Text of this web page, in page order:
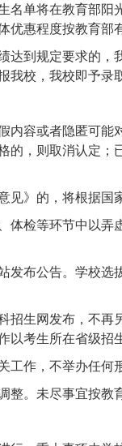
名单将在教育部
惠程度按教育部
达到规定要求的，
我校，我校即予录
内容或者隐匿可
的，则取消认定；
见》的，将根据国
体检等环节中以
发布公告。学校
招生网发布，不
考生所在省级招
工作，不举办任何
整。未尽事宜按教